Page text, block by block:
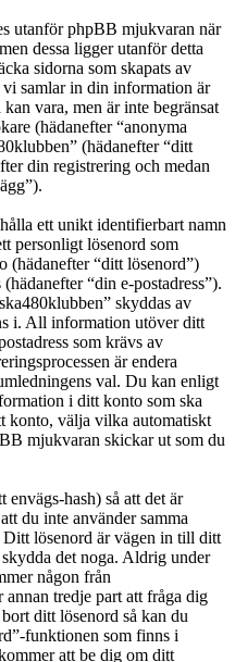
utanför phpBB mjukvaran när
dessa ligger utanför detta
sidorna som skapats av
samlar in din information är
vara, men är inte begränsat
(hädanefter “anonyma
(hädanefter “ditt
din registrering och medan
ett unikt identifierbart namn
personligt lösenord som
(hädanefter “ditt lösenord”)
“din e-postadress”).
skyddas av
i. All information utöver ditt
som krävs av
är endera
val. Du kan enligt
i ditt konto som ska
konto, välja vilka automatiskt
mjukvaran skickar ut som du
hash) så att det är
du inte använder samma
lösenord är vägen in till ditt
det noga. Aldrig under
någon från
tredje part att fråga dig
ditt lösenord så kan du
funktionen som finns i
att be dig om ditt